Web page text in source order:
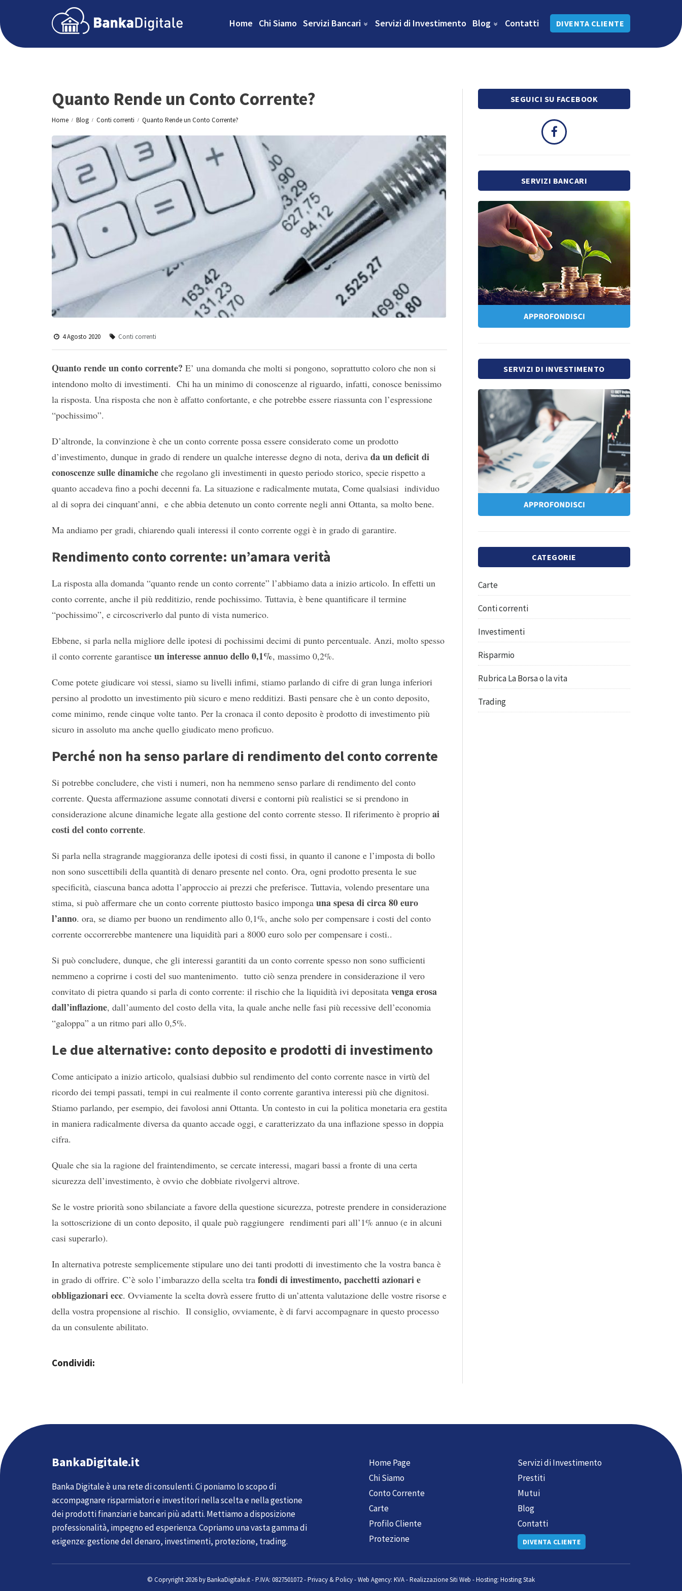
Home Chi Siamo Servizi Bancari Servizi di Investimento Blog Contatti DIVENTA CLIENTE
Quanto Rende un Conto Corrente?
Home Blog Conti correnti Quanto Rende un Conto Corrente?
4 Agosto 2020 Conti correnti
Quanto rende un conto corrente? E’ una domanda che molti si pongono, soprattutto coloro che non si
intendono molto di investimenti. Chi ha un minimo di conoscenze al riguardo, infatti, conosce benissimo
la risposta. Una risposta che non è affatto confortante, e che potrebbe essere riassunta con l’espressione
“pochissimo”.
D’altronde, la convinzione è che un conto corrente possa essere considerato come un prodotto
d’investimento, dunque in grado di rendere un qualche interesse degno di nota, deriva da un deficit di
conoscenze sulle dinamiche che regolano gli investimenti in questo periodo storico, specie rispetto a
quanto accadeva fino a pochi decenni fa. La situazione e radicalmente mutata, Come qualsiasi individuo
al di sopra dei cinquant’anni, e che abbia detenuto un conto corrente negli anni Ottanta, sa molto bene.
Ma andiamo per gradi, chiarendo quali interessi il conto corrente oggi è in grado di garantire.
Rendimento conto corrente: un’amara verità
La risposta alla domanda “quanto rende un conto corrente” l’abbiamo data a inizio articolo. In effetti un
conto corrente, anche il più redditizio, rende pochissimo. Tuttavia, è bene quantificare il termine
“pochissimo”, e circoscriverlo dal punto di vista numerico.
Ebbene, si parla nella migliore delle ipotesi di pochissimi decimi di punto percentuale. Anzi, molto spesso
il conto corrente garantisce un interesse annuo dello 0,1%, massimo 0,2%.
Come potete giudicare voi stessi, siamo su livelli infimi, stiamo parlando di cifre di gran lunga inferiori
persino al prodotto un investimento più sicuro e meno redditizi. Basti pensare che è un conto deposito,
come minimo, rende cinque volte tanto. Per la cronaca il conto deposito è prodotto di investimento più
sicuro in assoluto ma anche quello giudicato meno proficuo.
Perché non ha senso parlare di rendimento del conto corrente
Si potrebbe concludere, che visti i numeri, non ha nemmeno senso parlare di rendimento del conto
corrente. Questa affermazione assume connotati diversi e contorni più realistici se si prendono in
considerazione alcune dinamiche legate alla gestione del conto corrente stesso. Il riferimento è proprio ai
costi del conto corrente.
Si parla nella stragrande maggioranza delle ipotesi di costi fissi, in quanto il canone e l’imposta di bollo
non sono suscettibili della quantità di denaro presente nel conto. Ora, ogni prodotto presenta le sue
specificità, ciascuna banca adotta l’approccio ai prezzi che preferisce. Tuttavia, volendo presentare una
stima, si può affermare che un conto corrente piuttosto basico imponga una spesa di circa 80 euro
l’anno. ora, se diamo per buono un rendimento allo 0,1%, anche solo per compensare i costi del conto
corrente occorrerebbe mantenere una liquidità pari a 8000 euro solo per compensare i costi..
Si può concludere, dunque, che gli interessi garantiti da un conto corrente spesso non sono sufficienti
nemmeno a coprirne i costi del suo mantenimento. tutto ciò senza prendere in considerazione il vero
convitato di pietra quando si parla di conto corrente: il rischio che la liquidità ivi depositata venga erosa
dall’inflazione, dall’aumento del costo della vita, la quale anche nelle fasi più recessive dell’economia
“galoppa” a un ritmo pari allo 0,5%.
Le due alternative: conto deposito e prodotti di investimento
Come anticipato a inizio articolo, qualsiasi dubbio sul rendimento del conto corrente nasce in virtù del
ricordo dei tempi passati, tempi in cui realmente il conto corrente garantiva interessi più che dignitosi.
Stiamo parlando, per esempio, dei favolosi anni Ottanta. Un contesto in cui la politica monetaria era gestita
in maniera radicalmente diversa da quanto accade oggi, e caratterizzato da una inflazione spesso in doppia
cifra.
Quale che sia la ragione del fraintendimento, se cercate interessi, magari bassi a fronte di una certa
sicurezza dell’investimento, è ovvio che dobbiate rivolgervi altrove.
Se le vostre priorità sono sbilanciate a favore della questione sicurezza, potreste prendere in considerazione
la sottoscrizione di un conto deposito, il quale può raggiungere rendimenti pari all’1% annuo (e in alcuni
casi superarlo).
In alternativa potreste semplicemente stipulare uno dei tanti prodotti di investimento che la vostra banca è
in grado di offrire. C’è solo l’imbarazzo della scelta tra fondi di investimento, pacchetti azionari e
obbligazionari ecc. Ovviamente la scelta dovrà essere frutto di un’attenta valutazione delle vostre risorse e
della vostra propensione al rischio. Il consiglio, ovviamente, è di farvi accompagnare in questo processo
da un consulente abilitato.
Condividi:
SEGUICI SU FACEBOOK
SERVIZI BANCARI
SERVIZI DI INVESTIMENTO
CATEGORIE
Carte
Conti correnti
Investimenti
Risparmio
Rubrica La Borsa o la vita
Trading
BankaDigitale.it
Banka Digitale è una rete di consulenti. Ci poniamo lo scopo di
accompagnare risparmiatori e investitori nella scelta e nella gestione
dei prodotti finanziari e bancari più adatti. Mettiamo a disposizione
professionalità, impegno ed esperienza. Copriamo una vasta gamma di
esigenze: gestione del denaro, investimenti, protezione, trading.
Home Page
Chi Siamo
Conto Corrente
Carte
Profilo Cliente
Protezione
Servizi di Investimento
Prestiti
Mutui
Blog
Contatti
DIVENTA CLIENTE
© Copryright 2026 byBankaDigitale.it-P.IVA: 0827501072 -Privacy & Policy-Web Agency: KVA - Realizzazione Siti Web -Hosting: Hosting Stak